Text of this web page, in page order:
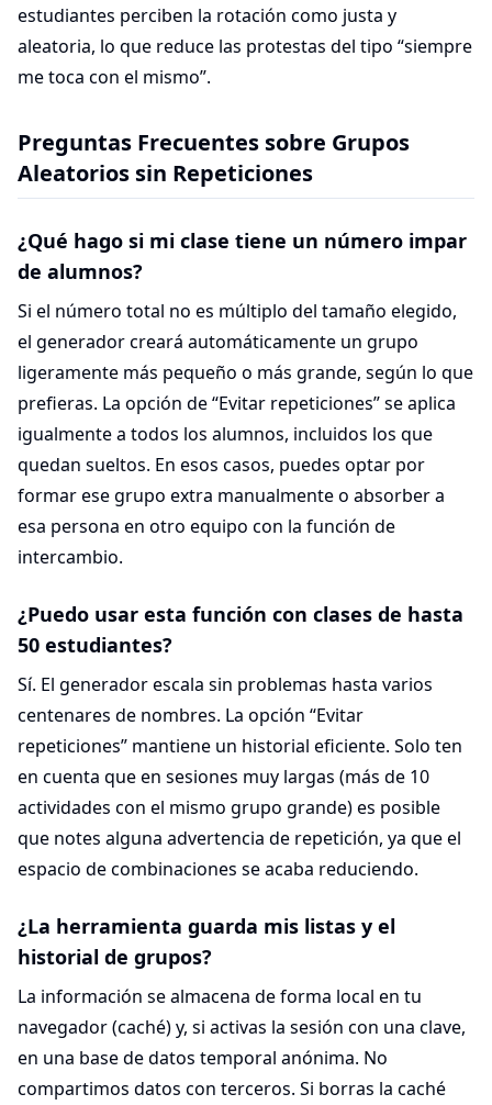
estudiantes perciben la rotación como justa y
aleatoria, lo que reduce las protestas del tipo “siempre
me toca con el mismo”.
Preguntas Frecuentes sobre Grupos
Aleatorios sin Repeticiones
¿Qué hago si mi clase tiene un número impar
de alumnos?
Si el número total no es múltiplo del tamaño elegido,
el generador creará automáticamente un grupo
ligeramente más pequeño o más grande, según lo que
prefieras. La opción de “Evitar repeticiones” se aplica
igualmente a todos los alumnos, incluidos los que
quedan sueltos. En esos casos, puedes optar por
formar ese grupo extra manualmente o absorber a
esa persona en otro equipo con la función de
intercambio.
¿Puedo usar esta función con clases de hasta
50 estudiantes?
Sí. El generador escala sin problemas hasta varios
centenares de nombres. La opción “Evitar
repeticiones” mantiene un historial eficiente. Solo ten
en cuenta que en sesiones muy largas (más de 10
actividades con el mismo grupo grande) es posible
que notes alguna advertencia de repetición, ya que el
espacio de combinaciones se acaba reduciendo.
¿La herramienta guarda mis listas y el
historial de grupos?
La información se almacena de forma local en tu
navegador (caché) y, si activas la sesión con una clave,
en una base de datos temporal anónima. No
compartimos datos con terceros. Si borras la caché